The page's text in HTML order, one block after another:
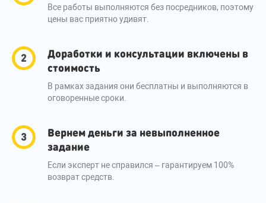
Все работы выполняются без посредников, поэтому
цены вас приятно удивят.
Доработки и консультации включены в
стоимость
В рамках задания они бесплатны и выполняются в
оговоренные сроки.
Вернем деньги за невыполненное
задание
Если эксперт не справился – гарантируем 100%
возврат средств.